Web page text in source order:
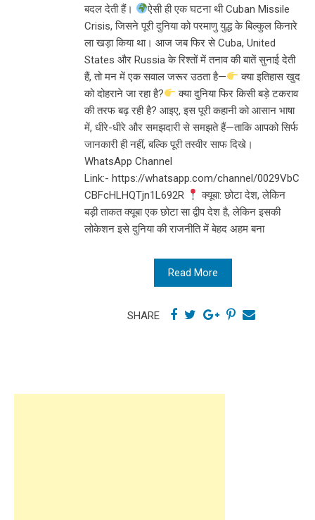
बदल देती हैं।
ऐसी ही एक घटना थी Cuban Missile
Crisis, जिसने पूरी दुनिया को परमाणु युद्ध के बिल्कुल किनारे
ला खड़ा किया था। आज जब फिर से Cuba, United
States और Russia के रिश्तों में तनाव की बातें सुनाई देती
हैं, तो मन में एक सवाल जरूर उठता है—
क्या इतिहास खुद
को दोहराने जा रहा है?
क्या दुनिया फिर किसी बड़े टकराव
की तरफ बढ़ रही है? आइए, इस पूरी कहानी को आसान भाषा
में, धीरे-धीरे और समझदारी से समझते हैं—ताकि आपको सिर्फ
जानकारी ही नहीं, बल्कि पूरी तस्वीर साफ दिखे।
WhatsApp Channel
Link:- https://whatsapp.com/channel/0029VbC
CBFcHLHQTjn1L692R
क्यूबा: छोटा देश, लेकिन
बड़ी ताकत क्यूबा एक छोटा सा द्वीप देश है, लेकिन इसकी
लोकेशन इसे दुनिया की राजनीति में बेहद अहम बना
Read More
SHARE